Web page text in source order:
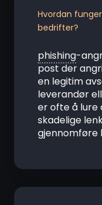
Hvordan
bedrifter?
phishing-
post der
en legitim
leverandør
er ofte å lure
skadelige
gjennomføre